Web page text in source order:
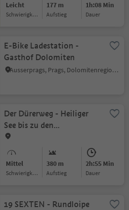
Leicht
Schwierigkeitsgrad
177 m
Aufstieg
1h:08 Min
Dauer
E-Bike Ladestation -
Gasthof Dolomiten
Ausserprags, Prags, Dolomitenregion 3 Zinnen
Der Dürerweg - Heiliger
See bis zu den
Erdpyramiden von
Segonzano
Mittel
Schwierigkeitsgrad
380 m
Aufstieg
2h:55 Min
Dauer
19 SEXTEN - Rundloipe